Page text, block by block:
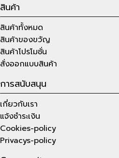
สินค้า
สินค้าทั้งหมด
สินค้าของขวัญ
สินค้าโปรโมชั่น
สั่งออกแบบสินค้า
การสนับสนุน
เกี่ยวกับเรา
แจ้งชำระเงิน
Cookies-policy
Privacys-policy